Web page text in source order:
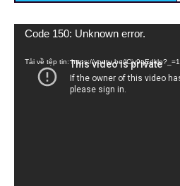
Trình
Code 150: Unknown error.
Tải về tệp tin: https://youtu.be/lCiy9qEdklo?_=1